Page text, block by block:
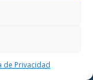
de Privacidad
por preparado
interposición
invocadas
consent or